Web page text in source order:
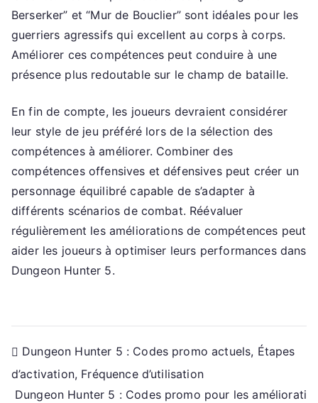
Berserker” et “Mur de Bouclier” sont idéales pour les
guerriers agressifs qui excellent au corps à corps.
Améliorer ces compétences peut conduire à une
présence plus redoutable sur le champ de bataille.
En fin de compte, les joueurs devraient considérer
leur style de jeu préféré lors de la sélection des
compétences à améliorer. Combiner des
compétences offensives et défensives peut créer un
personnage équilibré capable de s’adapter à
différents scénarios de combat. Réévaluer
régulièrement les améliorations de compétences peut
aider les joueurs à optimiser leurs performances dans
Dungeon Hunter 5.
Post
navigation
Dungeon Hunter 5 : Codes promo actuels, Étapes
d’activation, Fréquence d’utilisation
Dungeon Hunter 5 : Codes promo pour les améliorati